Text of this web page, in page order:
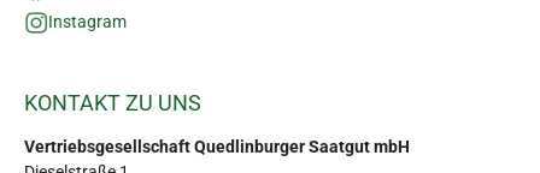
Instagram
KONTAKT ZU UNS
Vertriebsgesellschaft Quedlinburger Saatgut mbH